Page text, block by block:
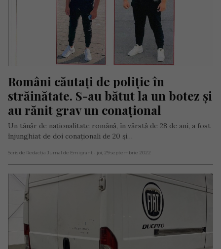
Români căutați de poliție în
străinătate. S-au bătut la un botez și
au rănit grav un conațional
Un tânăr de naționalitate română, în vârstă de 28 de ani, a fost
înjunghiat de doi conaționali de 20 și…
Scris de Redacția Jurnal de Emigrant - joi, 29 septembrie 2022